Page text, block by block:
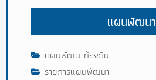
แผนพัฒนา
แผนพัฒนาท้องถิ่น
รายการแผนพัฒนา